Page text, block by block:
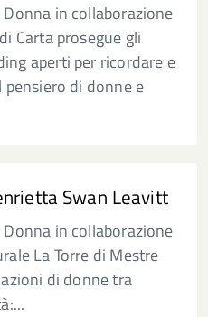
in collaborazione
Carta prosegue gli
aperti per ricordare e
di donne e
Swan Leavitt
in collaborazione
La Torre di Mestre
di donne tra